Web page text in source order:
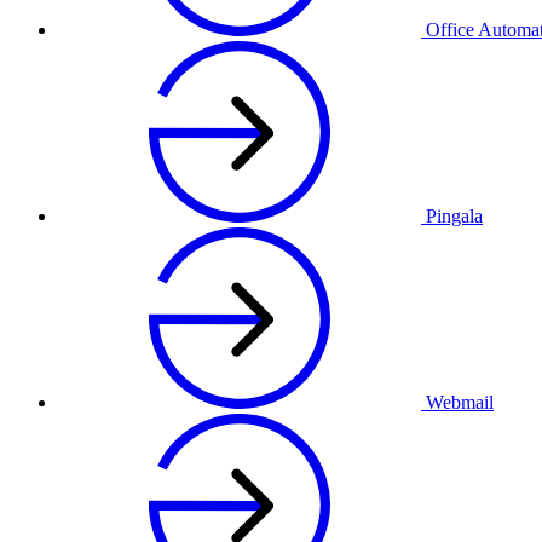
Office
Pingala
Webmail